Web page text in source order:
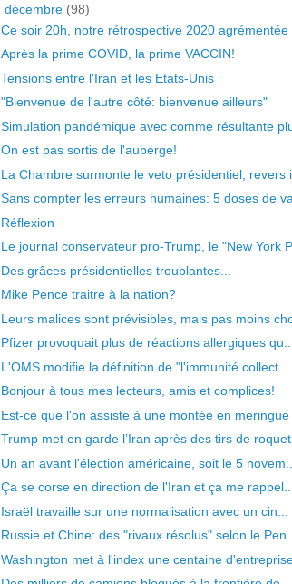
décembre (98)
Ce soir 20h, notre rétrospective 2020 agrémentée
Après la prime COVID, la prime VACCIN!
Tensions entre l'Iran et les Etats-Unis
"Bienvenue de l'autre côté: bienvenue ailleurs"
Simulation pandémique avec comme résultante
On est pas sortis de l'auberge!
La Chambre surmonte le veto présidentiel, revers
Sans compter les erreurs humaines: 5 doses de
Réflexion
Le journal conservateur pro-Trump, le "New York
Des grâces présidentielles troublantes...
Mike Pence traitre à la nation?
Leurs malices sont prévisibles, mais pas moins
Pfizer provoquait plus de réactions allergiques
L'OMS modifie la définition de "l'immunité collect...
Bonjour à tous mes lecteurs, amis et complices!
Est-ce que l'on assiste à une montée en meringue
Trump met en garde l’Iran après des tirs de
Un an avant l'élection américaine, soit le 5 novem...
Ça se corse en direction de l'Iran et ça me
Israël travaille sur une normalisation avec un cin...
Russie et Chine: des "rivaux résolus" selon le
Washington met à l'index une centaine